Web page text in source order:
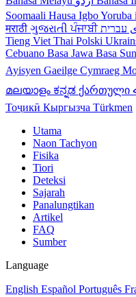
Soomaali Hausa IgboYoruba
मराठी ગુજરાતીਪੰਜਾਬੀ
Tieng Viet Thai Polski
Cebuano Basa Jawa Basa
Ayisyen Gaeilge Cymraeg
മലയാളം ಕನ್ನಡ ქართული
Тоҷикӣ Кыргызча Türkmen
Utama
Naon Tachyon
Fisika
Tiori
Deteksi
Sajarah
Panalungtikan
Artikel
FAQ
Sumber
Language
English Español Português